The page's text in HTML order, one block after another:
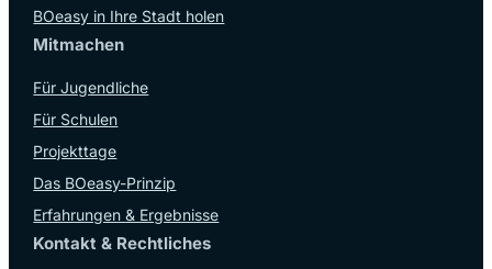
BOeasy in Ihre Stadt holen
Mitmachen
Für Jugendliche
Für Schulen
Projekttage
Das BOeasy-Prinzip
Erfahrungen & Ergebnisse
Kontakt & Rechtliches